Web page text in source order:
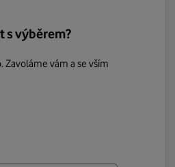
s výběrem?
Zavoláme vám a se vším